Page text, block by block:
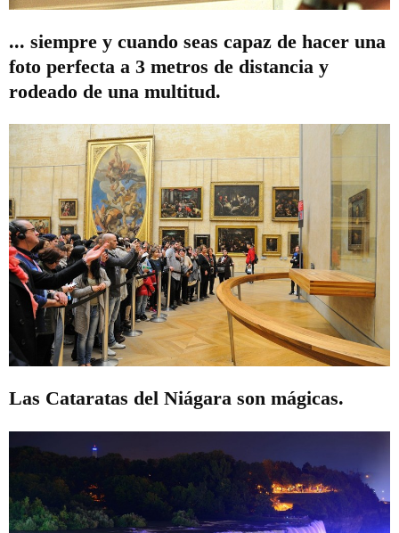
... siempre y cuando seas capaz de hacer una
foto perfecta a 3 metros de distancia y
rodeado de una multitud.
Las Cataratas del Niágara son mágicas.